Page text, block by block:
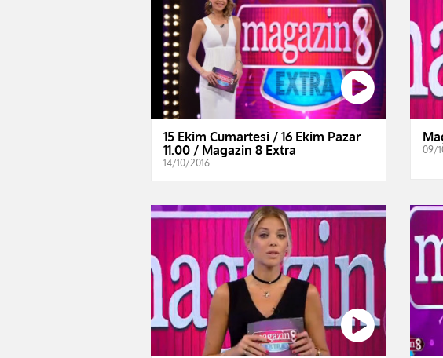
15 Ekim Cumartesi / 16 Ekim Pazar
11.00 / Magazin 8 Extra
14/10/2016
09/